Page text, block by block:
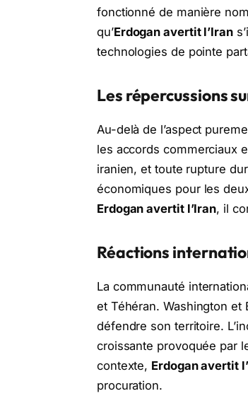
fonctionné de manière
qu’Erdogan avertit l’Iran
technologies de pointe
Les répercussions
Au-delà de l’aspect
les accords commerciaux
iranien, et toute rupture
économiques pour les
Erdogan avertit l’Iran, il
Réactions
La communauté
et Téhéran. Washington
défendre son territoire.
croissante provoquée par
contexte, Erdogan avertit
procuration.